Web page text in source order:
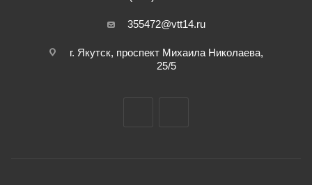
355472@vtt14.ru
г. Якутск, проспект Михаила Николаева,
25/5